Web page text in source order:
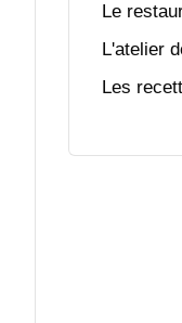
Le
L'atelier
Les